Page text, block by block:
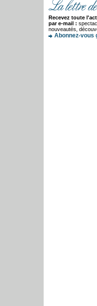
Recevez toute
par e-mail :
nouveautés,
Abonnez-vous